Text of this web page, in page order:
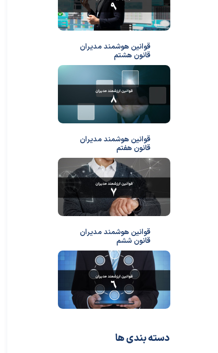
دسته بندی ها
قوانین هوشمند مدیران
قانون هشتم
قوانین هوشمند مدیران
قانون هفتم
قوانین هوشمند مدیران
قانون ششم